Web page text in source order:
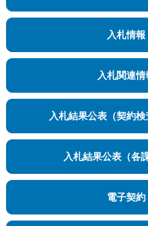
入札情報
入札関連情
入札結果公表（契約検
入札結果公表（各
電子契約